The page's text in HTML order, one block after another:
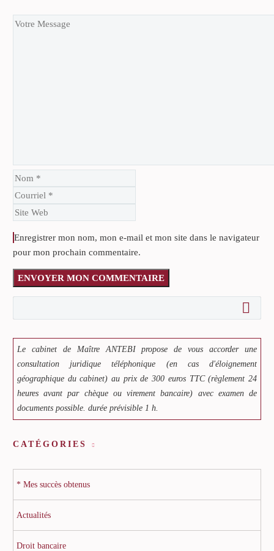
Enregistrer mon nom, mon e-mail et mon site dans le navigateur
pour mon prochain commentaire.
ENVOYER MON COMMENTAIRE
Le cabinet de Maître ANTEBI propose de vous accorder une
consultation juridique téléphonique (en cas d'éloignement
géographique du cabinet) au prix de 300 euros TTC (règlement 24
heures avant par chèque ou virement bancaire) avec examen de
documents possible. durée prévisible 1 h.
CATÉGORIES
* Mes succès obtenus
Actualités
Droit bancaire